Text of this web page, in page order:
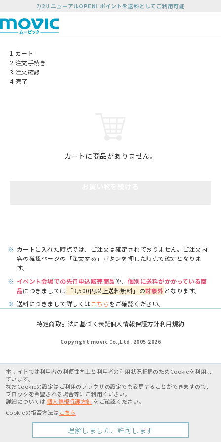
7/2リニューアルOPEN! ポイントを送料としてご利用可能
1 カート
2 注文手続き
3 注文確認
4 完了
カートに商品がありません。
※ カートに入れた時点では、ご注文は確定されておりません。ご注文内
容の確認ページの「注文する」ボタンを押した時点で確定となりま
す。
※ イベント会場での先行申込販売商品や、 個別に送料がかかっている商
品につきましては 「8,500円以上送料無料」の対象外 となります。
※ 送料につきまして詳しくはこちらをご確認ください。
特定商取引法に基づく表記個人情報保護方針利用規約
Copyright movic Co.,Ltd. 2005-2026
本サイトでは利用者の利便性向上と利用者の利用状況把握のためCookieを利用し
ています。
なおCookieの設定はご利用のブラウザの設定でも変更することができますので、
ブロックを希望される場合等にご利用ください。
詳細については 個人情報保護方針 をご確認ください。
Cookieの拒否方法は こちら
理解しました、許可します